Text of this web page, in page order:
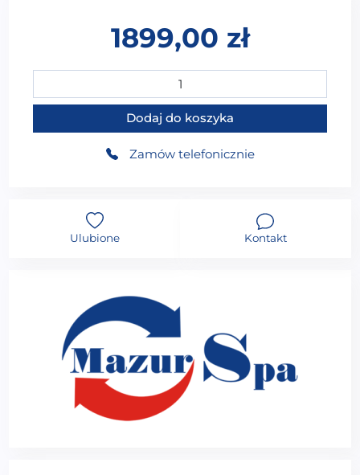
1899,00 zł
ilość WS-91041B Zestaw prysznicowy podtynkowy 2-
Dodaj do koszyka
Zamów telefonicznie
Ulubione Kontakt